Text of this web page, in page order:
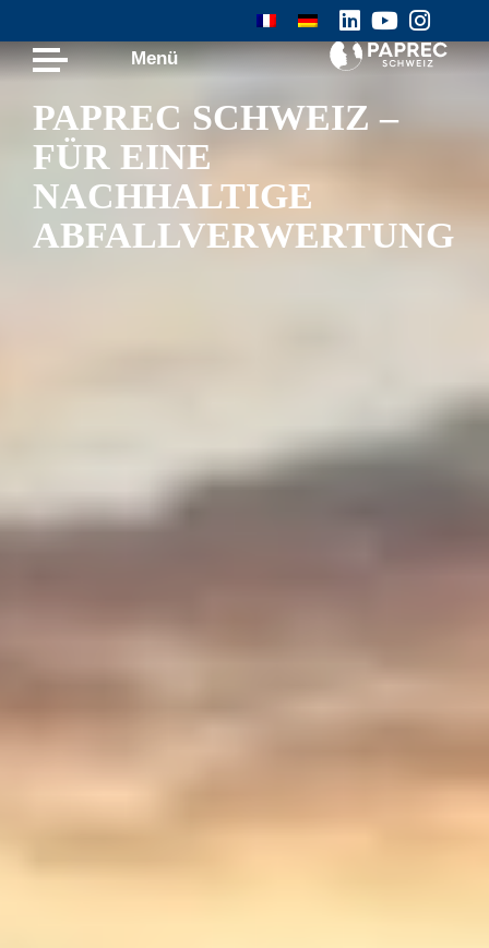
Menü
PAPREC SCHWEIZ –
FÜR EINE
NACHHALTIGE
ABFALLVERWERTUNG